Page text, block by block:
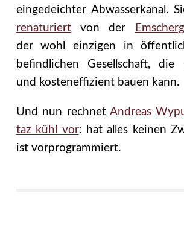
eingedeichter Abwasserkanal.
renaturiertvon der
der wohl einzigen in
befindlichen Gesellschaft, die
und kosteneffizient bauen kann.
Und nun rechnet Andreas
taz kühl vor: hat alles keinen
ist vorprogrammiert.